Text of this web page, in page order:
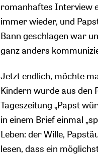
romanhaftes Interview
immer wieder, und
Bann geschlagen war
ganz anders
Jetzt endlich, möchte
Kindern wurde aus den
Tageszeitung „Papst
in einem Brief einmal
Leben: der Wille,
lesen, dass ein